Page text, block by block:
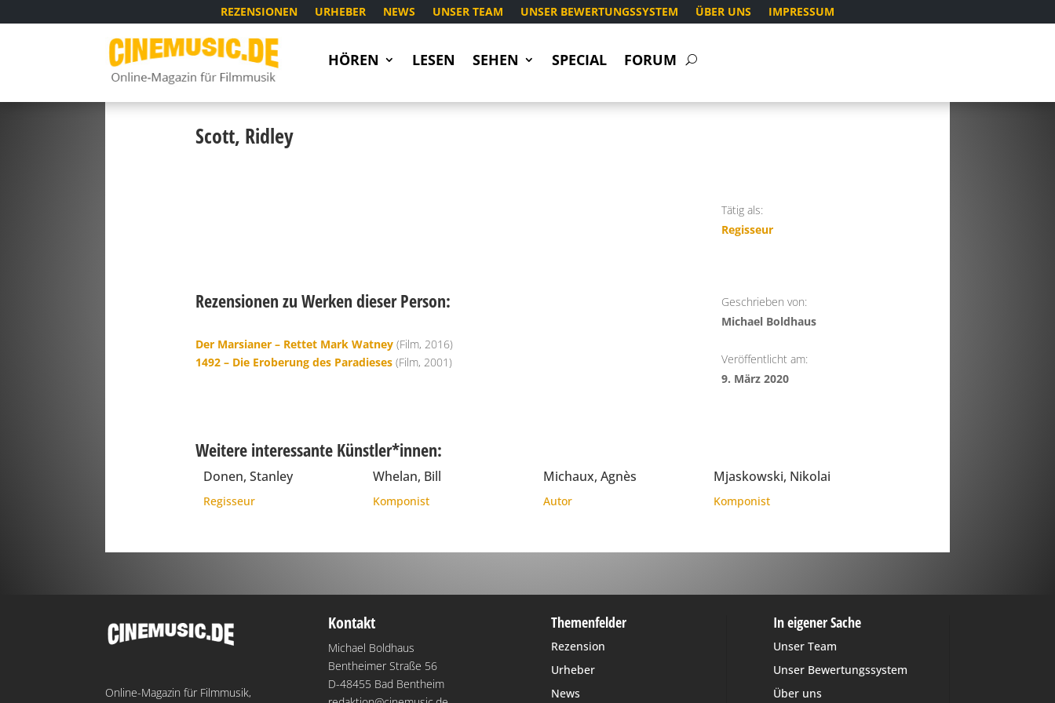
REZENSIONEN URHEBER NEWS UNSER TEAM UNSER BEWERTUNGSSYSTEM ÜBER UNS IMPRESSUM
HÖREN LESEN SEHEN SPECIAL FORUM
Scott, Ridley
Tätig als:
Regisseur
Rezensionen zu Werken dieser Person:
Der Marsianer – Rettet Mark Watney(Film, 2016)
1492 – Die Eroberung des Paradieses(Film, 2001)
Geschrieben von:
Michael Boldhaus
Veröffentlicht am:
9. März 2020
Weitere interessante Künstler*innen:
Donen, Stanley
Regisseur
Whelan, Bill
Komponist
Michaux, Agnès
Autor
Mjaskowski, Nikolai
Komponist
Online-Magazin für Filmmusik,
Kontakt
Michael Boldhaus
Bentheimer Straße 56
D-48455 Bad Bentheim
Themenfelder
Rezension
Urheber
News
In eigener Sache
Unser Team
Unser Bewertungssystem
Über uns